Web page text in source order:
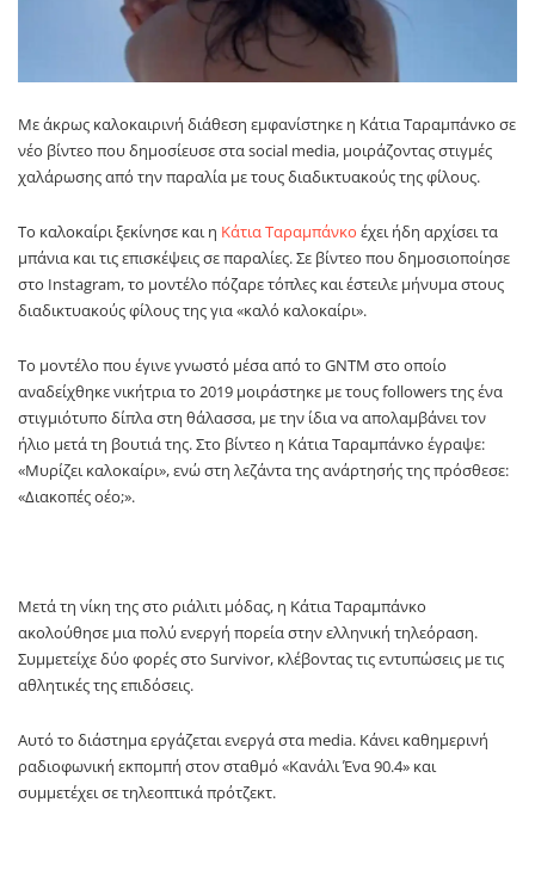
Με άκρως καλοκαιρινή διάθεση εμφανίστηκε η Κάτια Ταραμπάνκο σε
νέο βίντεο που δημοσίευσε στα social media, μοιράζοντας στιγμές
χαλάρωσης από την παραλία με τους διαδικτυακούς της φίλους.
Το καλοκαίρι ξεκίνησε και η Κάτια Ταραμπάνκο έχει ήδη αρχίσει τα
μπάνια και τις επισκέψεις σε παραλίες. Σε βίντεο που δημοσιοποίησε
στο Instagram, το μοντέλο πόζαρε τόπλες και έστειλε μήνυμα στους
διαδικτυακούς φίλους της για «καλό καλοκαίρι».
Το μοντέλο που έγινε γνωστό μέσα από το GNTM στο οποίο
αναδείχθηκε νικήτρια το 2019 μοιράστηκε με τους followers της ένα
στιγμιότυπο δίπλα στη θάλασσα, με την ίδια να απολαμβάνει τον
ήλιο μετά τη βουτιά της. Στο βίντεο η Κάτια Ταραμπάνκο έγραψε:
«Μυρίζει καλοκαίρι», ενώ στη λεζάντα της ανάρτησής της πρόσθεσε:
«Διακοπές οέο;».
Μετά τη νίκη της στο ριάλιτι μόδας, η Κάτια Ταραμπάνκο
ακολούθησε μια πολύ ενεργή πορεία στην ελληνική τηλεόραση.
Συμμετείχε δύο φορές στο Survivor, κλέβοντας τις εντυπώσεις με τις
αθλητικές της επιδόσεις.
Αυτό το διάστημα εργάζεται ενεργά στα media. Κάνει καθημερινή
ραδιοφωνική εκπομπή στον σταθμό «Κανάλι Ένα 90.4» και
συμμετέχει σε τηλεοπτικά πρότζεκτ.